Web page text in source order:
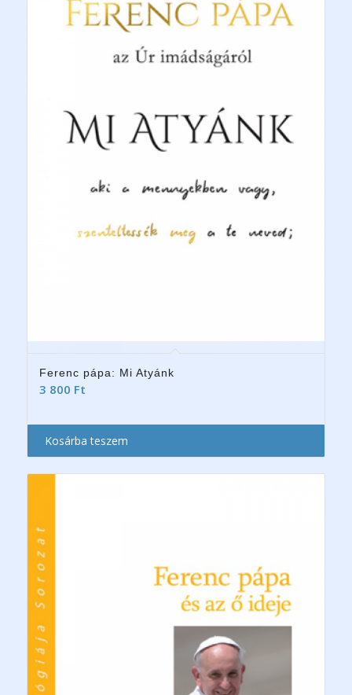
Ferenc pápa: Mi Atyánk
3 800 Ft
Kosárba teszem